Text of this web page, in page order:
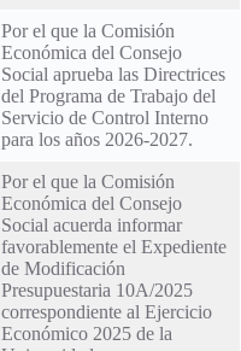
Por el que la Comisión
Económica del Consejo
Social aprueba las Directrices
del Programa de Trabajo del
Servicio de Control Interno
para los años 2026-2027.
Por el que la Comisión
Económica del Consejo
Social acuerda informar
favorablemente el Expediente
de Modificación
Presupuestaria 10A/2025
correspondiente al Ejercicio
Económico 2025 de la